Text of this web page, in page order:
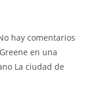
hay comentarios
en una
La ciudad de